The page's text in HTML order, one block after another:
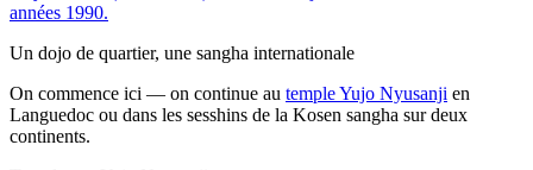
années 1990.
Un dojo de quartier, une sangha internationale
On commence ici — on continue au temple Yujo Nyusanji en
Languedoc ou dans les sesshins de la Kosen sangha sur deux
continents.